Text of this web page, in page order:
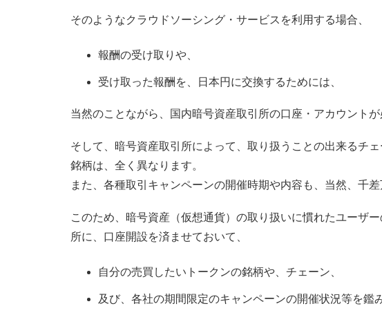
そのようなクラウドソーシング・サービスを利用する場合、
報酬の受け取りや、
受け取った報酬を、日本円に交換するためには、
当然のことながら、国内暗号資産取引所の口座・アカウントが
そして、暗号資産取引所によって、取り扱うことの出来るチ
銘柄は、全く異なります。
また、各種取引キャンペーンの開催時期や内容も、当然、千差
このため、暗号資産（仮想通貨）の取り扱いに慣れたユーザ
所に、口座開設を済ませておいて、
自分の売買したいトークンの銘柄や、チェーン、
及び、各社の期間限定のキャンペーンの開催状況等を鑑